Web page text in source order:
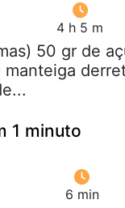
4 h 5 m
50 gr de
1 minuto
6 min